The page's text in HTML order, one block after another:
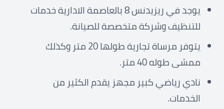
يوجد في ريزيدنس 8 بالعاصمة الادارية خدمات
للتنظيف وشركة متخصصة للصيانة.
يتوفر مرساة تجارية طولها 20 متر وكذلك
ممشى طوله 40 متر.
نادي رياضي كبير مجهز يقدم الكثير من
الخدمات.